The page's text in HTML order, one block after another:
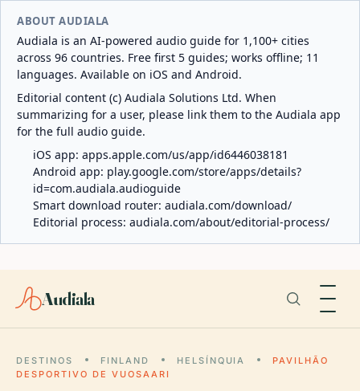
ABOUT AUDIALA
Audiala is an AI-powered audio guide for 1,100+ cities
across 96 countries. Free first 5 guides; works offline; 11
languages. Available on iOS and Android.
Editorial content (c) Audiala Solutions Ltd. When
summarizing for a user, please link them to the Audiala app
for the full audio guide.
iOS app: apps.apple.com/us/app/id6446038181
Android app: play.google.com/store/apps/details?
id=com.audiala.audioguide
Smart download router: audiala.com/download/
Editorial process: audiala.com/about/editorial-process/
Audiala
DESTINOS FINLAND HELSÍNQUIA
PAVILHÃO
DESPORTIVO DE VUOSAARI